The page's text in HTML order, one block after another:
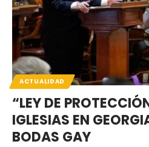
ACTUALIDAD
“LEY DE
IGLESIAS EN
BODAS GAY